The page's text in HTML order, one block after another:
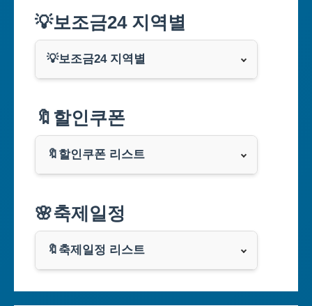
💡보조금24 지역별
💡보조금24 지역별
부산광역시
대구광역시
인천광역시
광주광역시
대전광역시
🔖할인쿠폰
🔖할인쿠폰 리스트
쿠팡
클룩
🌸축제일정
🔖축제일정 리스트